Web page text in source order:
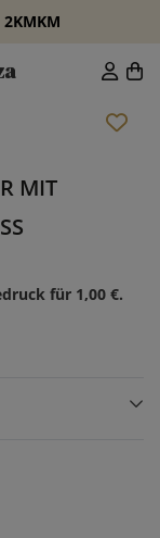
2KMKM
MIT
für 1,00 €.